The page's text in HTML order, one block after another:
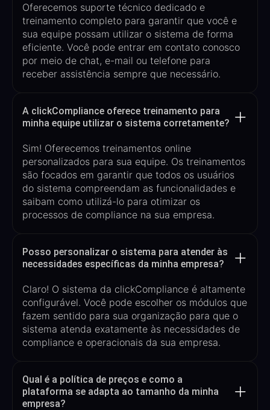
Oferecemos suporte técnico dedicado e
treinamento completo para garantir que você e
sua equipe possam utilizar o sistema de forma
eficiente. Você pode entrar em contato conosco
por meio de chat, e-mail ou telefone para
receber assistência sempre que necessário.
A clickCompliance oferece treinamento para
minha equipe utilizar o sistema corretamente?
Sim! Oferecemos treinamentos online
personalizados para sua equipe. Os treinamentos
são focados em garantir que todos os usuários
do sistema compreendam as funcionalidades e
saibam como utilizá-lo para otimizar os
processos de compliance na sua empresa.
Posso personalizar o sistema para atender às
necessidades específicas da minha empresa?
Claro! O sistema da clickCompliance é altamente
configurável. Você pode escolher os módulos que
fazem sentido para sua organização para que o
sistema atenda exatamente às necessidades de
compliance e operacionais da sua empresa.
Qual é a política de preços e como a
plataforma se adapta ao tamanho da minha
empresa?